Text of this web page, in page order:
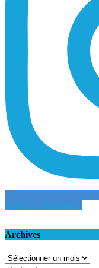
Suivre sur Instagram
Archives
Archives